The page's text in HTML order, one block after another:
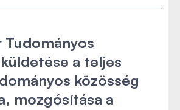
Tudományos
a teljes
közösség
mozgósítása a